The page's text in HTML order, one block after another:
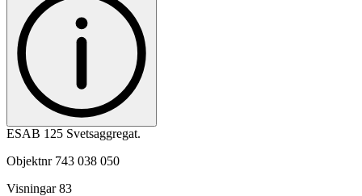
ESAB 125 Svetsaggregat.
Objektnr 743 038 050
Visningar 83